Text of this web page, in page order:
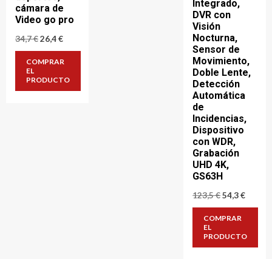
cámara de
Video go pro
34,7€El
original
34,7 €.
26,4€El
actual
26,4 €.
COMPRAR
EL
PRODUCTO
Integrado,
DVR con
Visión
Nocturna,
Sensor de
Movimiento,
Doble Lente,
Detección
Automática
de
Incidencias,
Dispositivo
con WDR,
Grabación
UHD 4K,
GS63H
123,5€El
original
123,5 €.
54,3€El
54,3 €.
COMPRAR
EL
PRODUCTO